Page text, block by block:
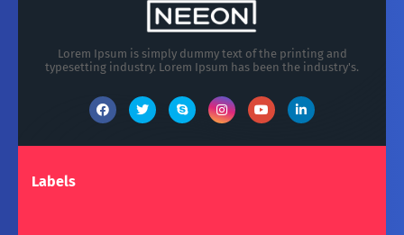
Lorem Ipsum is simply dummy text of the printing and
typesetting industry. Lorem Ipsum has been the industry's.
Labels